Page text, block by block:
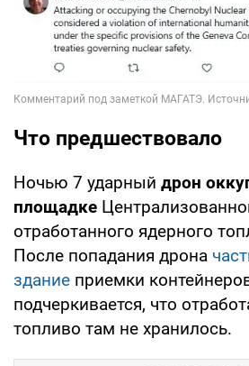
Что предшествовало
Ночью 7 ударный дрон
площадке
отработанного ядерного
После попадания дрона
здание приемки
подчеркивается, что
топливо там не хранилось.